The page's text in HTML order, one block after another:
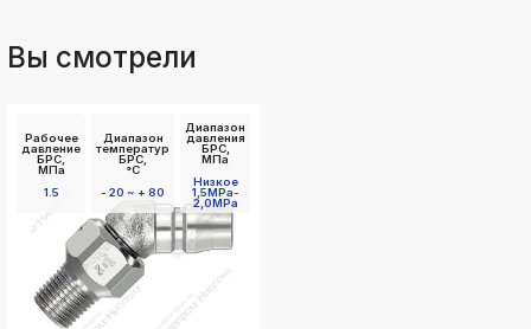
Вы смотрели
Рабочее
давление
БРС,
МПа
1.5
Диапазон
температур
БРС,
°C
- 20 ~ + 80
Диапазон
давления
БРС,
МПа
Низкое
1,5MPa-
2,0MPa